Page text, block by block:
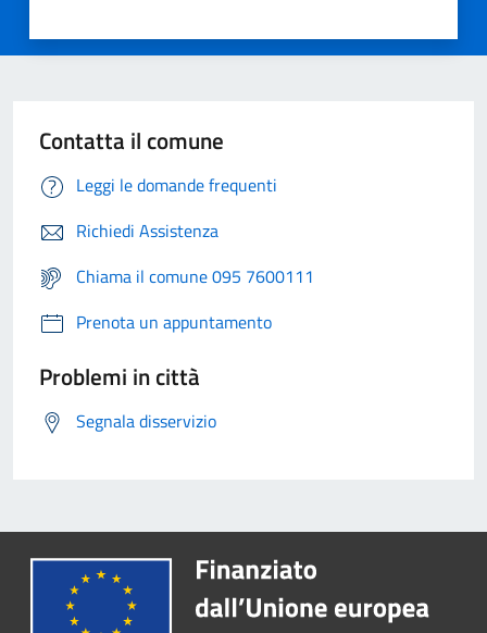
Contatta il comune
Leggi le domande frequenti
Richiedi Assistenza
Chiama il comune 095 7600111
Prenota un appuntamento
Problemi in città
Segnala disservizio